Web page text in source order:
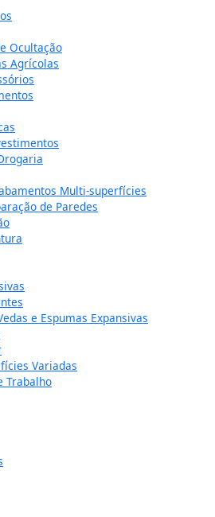
Ocultação
Agrícolas
Multi-superfícies
de Paredes
e Espumas Expansivas
Variadas
Trabalho